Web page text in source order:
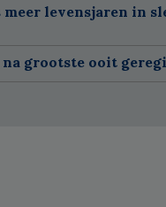
meer levensjaren in
grootste ooit